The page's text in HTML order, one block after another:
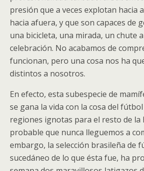
presión que a veces explotan hacia
hacia afuera, y que son capaces de
una bicicleta, una mirada, un chute
celebración. No acabamos de
funcionan, pero una cosa nos ha
distintos a nosotros.
En efecto, esta subespecie de
se gana la vida con la cosa del
regiones ignotas para el resto de la
probable que nunca lleguemos a
embargo, la selección brasileña de
sucedáneo de lo que ésta fue, ha